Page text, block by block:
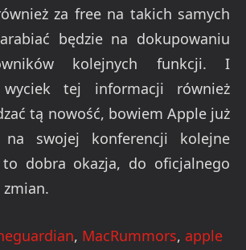
za free na takich samych
będzie na dokupowaniu
kolejnych funkcji. I
wyciek tej informacji również
tą nowość, bowiem Apple już
swojej konferencji kolejne
to dobra okazja, do oficjalnego
, MacRummors, apple